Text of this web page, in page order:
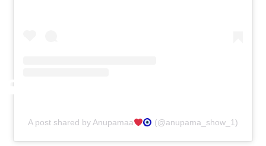
A post shared by Anupamaa (@anupama_show_1)